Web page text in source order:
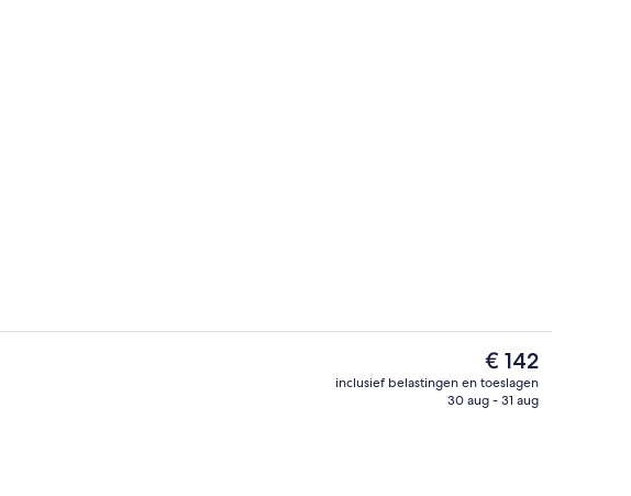
Appartement, 2 slaapkamers |
De
huidige
prijs
€ 142
inclusief belastingen en toeslagen
30 aug - 31 aug